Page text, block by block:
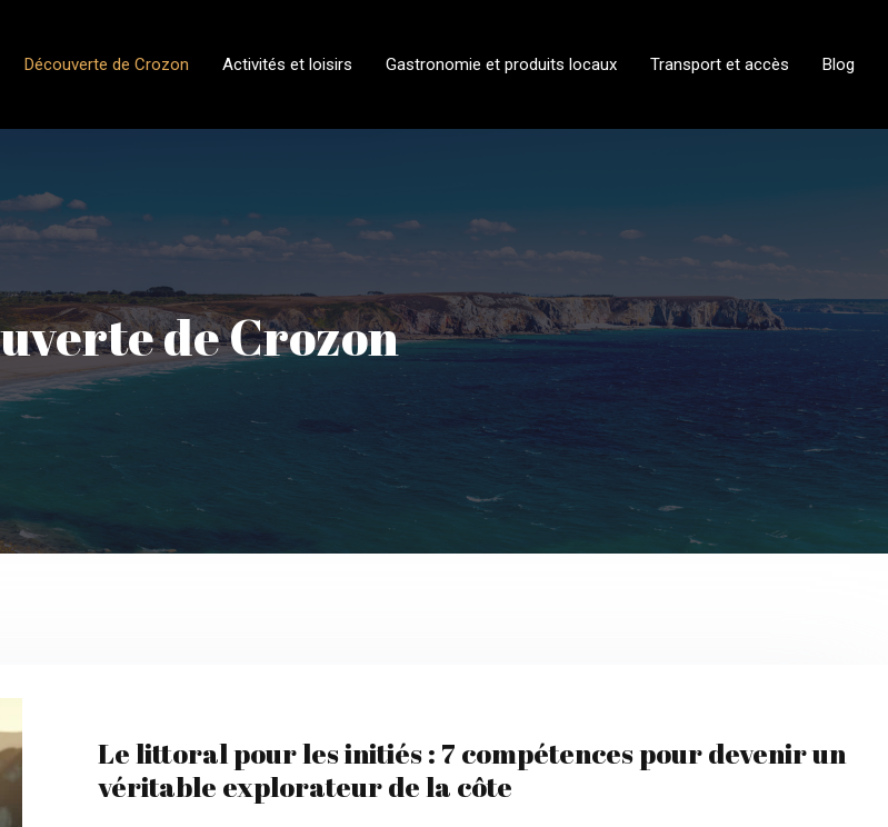
Découverte de Crozon Activités et loisirs Gastronomie et produits locaux Transport et accès Blog
de Crozon
Le littoral pour les initiés : 7 compétences pour devenir un
véritable explorateur de la côte